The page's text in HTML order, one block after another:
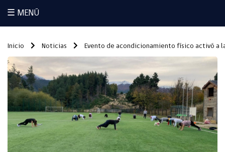
☰ MENÚ
Inicio Noticias Evento de acondicionamiento físico activó a